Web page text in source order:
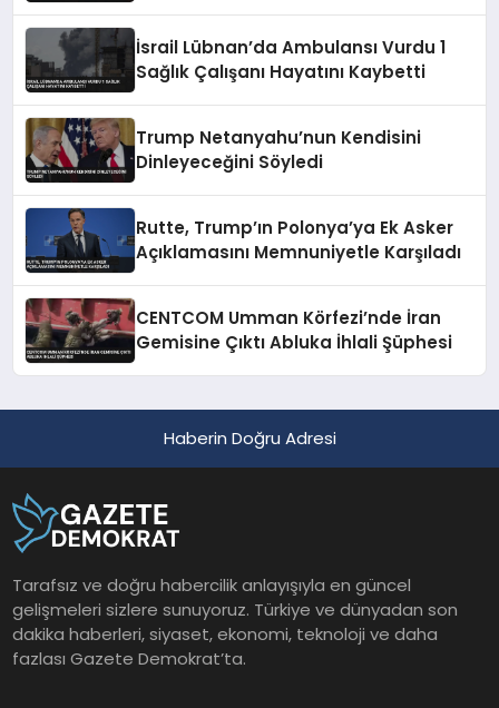
İsrail Lübnan’da Ambulansı Vurdu 1
Sağlık Çalışanı Hayatını Kaybetti
Trump Netanyahu’nun Kendisini
Dinleyeceğini Söyledi
Rutte, Trump’ın Polonya’ya Ek Asker
Açıklamasını Memnuniyetle Karşıladı
CENTCOM Umman Körfezi’nde İran
Gemisine Çıktı Abluka İhlali Şüphesi
Haberin Doğru Adresi
Tarafsız ve doğru habercilik anlayışıyla en güncel
gelişmeleri sizlere sunuyoruz. Türkiye ve dünyadan son
dakika haberleri, siyaset, ekonomi, teknoloji ve daha
fazlası Gazete Demokrat’ta.